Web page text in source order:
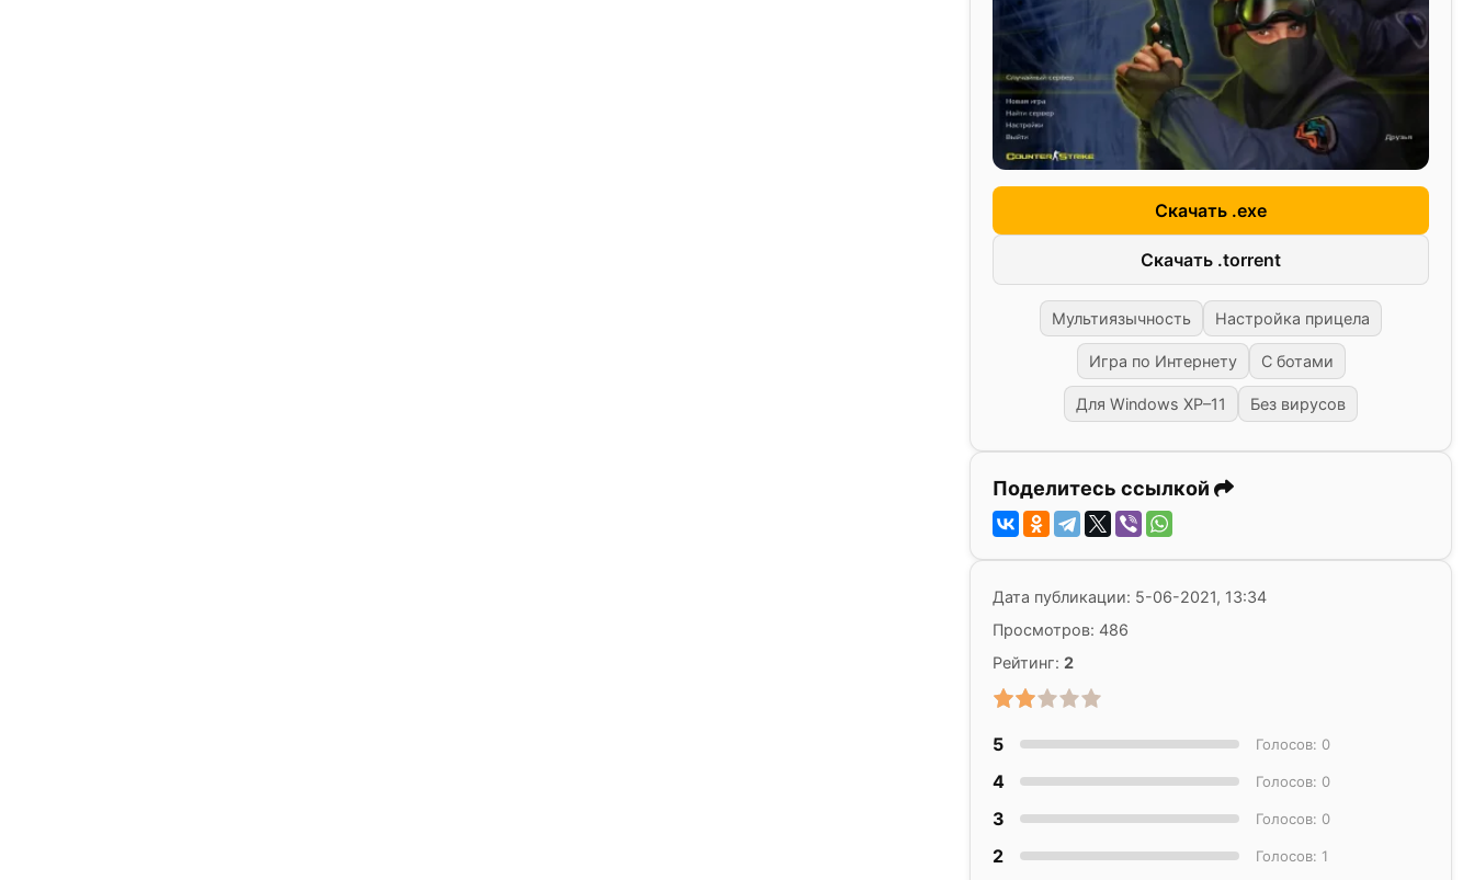
Скачать .exe
Скачать .torrent
Мультиязычность Настройка прицела
Игра по Интернету С ботами
Для Windows XP–11 Без вирусов
Поделитесь ссылкой
Дата публикации: 5-06-2021, 13:34
Просмотров: 486
Рейтинг: 2
5 Голосов: 0
4 Голосов: 0
3 Голосов: 0
2 Голосов: 1